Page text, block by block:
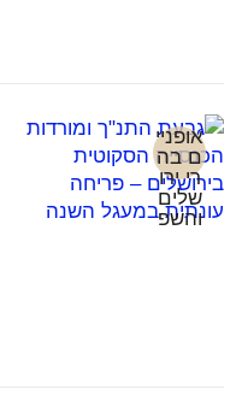
אופניי
ם בה
רי ירו
שלים
והשפ